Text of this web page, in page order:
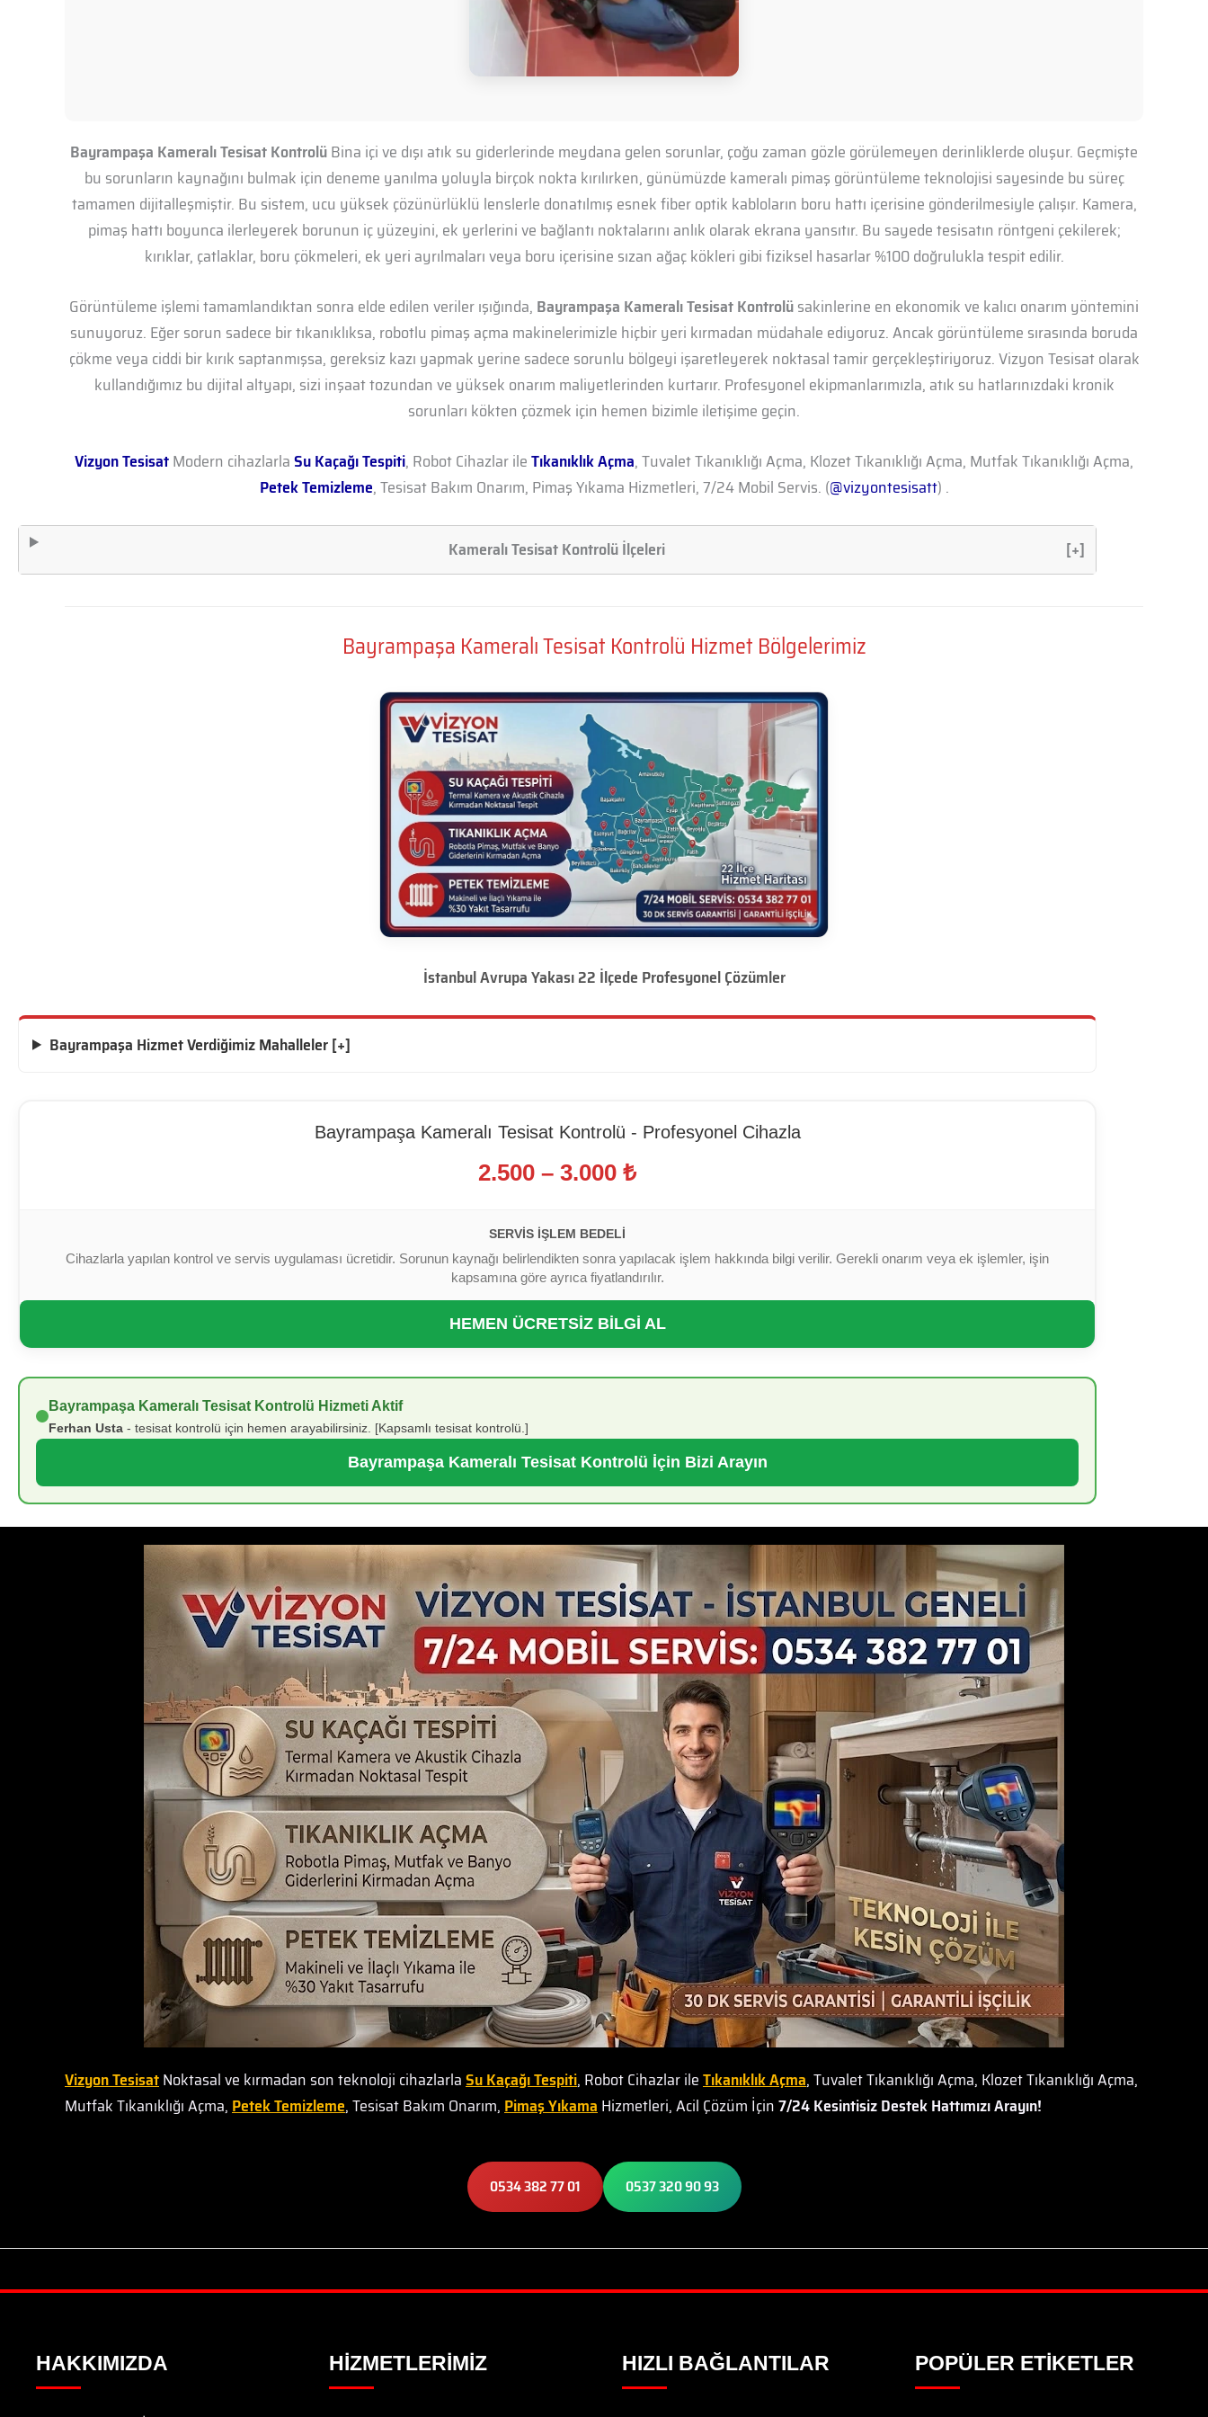
Bayrampaşa Kameralı Tesisat KontrolüBina içi ve dışı atık su giderlerinde meydana gelen sorunlar, çoğu zaman gözle görülemeyen derinliklerde oluşur. Geçmişte
bu sorunların kaynağını bulmak için deneme yanılma yoluyla birçok nokta kırılırken, günümüzde kameralı pimaş görüntüleme teknolojisi sayesinde bu süreç
tamamen dijitalleşmiştir. Bu sistem, ucu yüksek çözünürlüklü lenslerle donatılmış esnek fiber optik kabloların boru hattı içerisine gönderilmesiyle çalışır. Kamera,
pimaş hattı boyunca ilerleyerek borunun iç yüzeyini, ek yerlerini ve bağlantı noktalarını anlık olarak ekrana yansıtır. Bu sayede tesisatın röntgeni çekilerek;
kırıklar, çatlaklar, boru çökmeleri, ek yeri ayrılmaları veya boru içerisine sızan ağaç kökleri gibi fiziksel hasarlar %100 doğrulukla tespit edilir.
Görüntüleme işlemi tamamlandıktan sonra elde edilen veriler ışığında, Bayrampaşa Kameralı Tesisat Kontrolüsakinlerine en ekonomik ve kalıcı onarım yöntemini
sunuyoruz. Eğer sorun sadece bir tıkanıklıksa, robotlu pimaş açma makinelerimizle hiçbir yeri kırmadan müdahale ediyoruz. Ancak görüntüleme sırasında boruda
çökme veya ciddi bir kırık saptanmışsa, gereksiz kazı yapmak yerine sadece sorunlu bölgeyi işaretleyerek noktasal tamir gerçekleştiriyoruz. Vizyon Tesisat olarak
kullandığımız bu dijital altyapı, sizi inşaat tozundan ve yüksek onarım maliyetlerinden kurtarır. Profesyonel ekipmanlarımızla, atık su hatlarınızdaki kronik
sorunları kökten çözmek için hemen bizimle iletişime geçin.
Vizyon TesisatModern cihazlarlaSu Kaçağı Tespiti, Robot Cihazlar ileTıkanıklık Açma, Tuvalet Tıkanıklığı Açma, Klozet Tıkanıklığı Açma, Mutfak Tıkanıklığı Açma,
Petek Temizleme, Tesisat Bakım Onarım, Pimaş Yıkama Hizmetleri, 7/24 Mobil Servis. (@vizyontesisatt) .
Kameralı Tesisat Kontrolü İlçeleri [+]
Bayrampaşa Kameralı Tesisat Kontrolü Hizmet Bölgelerimiz
İstanbul Avrupa Yakası 22 İlçede Profesyonel Çözümler
Bayrampaşa Hizmet Verdiğimiz Mahalleler [+]
Bayrampaşa Kameralı Tesisat Kontrolü - Profesyonel Cihazla
2.500 – 3.000 ₺
SERVIS İŞLEM BEDELI
Cihazlarla yapılan kontrol ve servis uygulaması ücretidir. Sorunun kaynağı belirlendikten sonra yapılacak işlem hakkında bilgi verilir. Gerekli onarım veya ek işlemler, işin
kapsamına göre ayrıca fiyatlandırılır.
HEMEN ÜCRETSİZ BİLGİ AL
Bayrampaşa Kameralı Tesisat Kontrolü Hizmeti Aktif
Ferhan Usta - tesisat kontrolü için hemen arayabilirsiniz. [Kapsamlı tesisat kontrolü.]
Bayrampaşa Kameralı Tesisat Kontrolü İçin Bizi Arayın
Vizyon TesisatNoktasal ve kırmadan son teknoloji cihazlarlaSu Kaçağı Tespiti, Robot Cihazlar ileTıkanıklık Açma, Tuvalet Tıkanıklığı Açma, Klozet Tıkanıklığı Açma,
Mutfak Tıkanıklığı Açma,Petek Temizleme, Tesisat Bakım Onarım,Pimaş YıkamaHizmetleri, Acil Çözüm İçin7/24 Kesintisiz Destek Hattımızı Arayın!
0534 382 77 01 0537 320 90 93
HAKKIMIZDA HIZMETLERIMIZ HIZLI BAĞLANTILAR POPÜLER ETIKETLER